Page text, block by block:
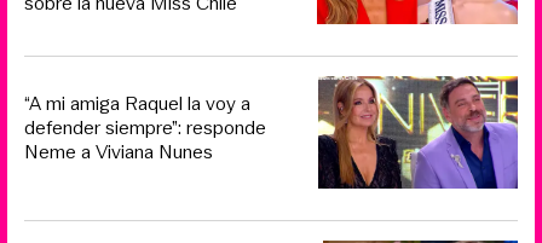
“A mi amiga Raquel la voy a
defender siempre”: responde
Neme a Viviana Nunes